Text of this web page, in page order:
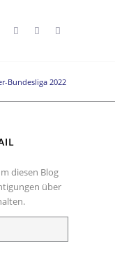
Bundesliga 2022
diesen Blog
über